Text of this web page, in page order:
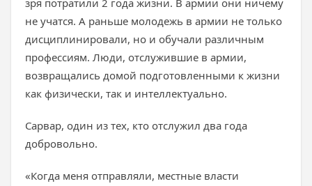
зря потратили 2 года жизни. В армии они ничему
не учатся. А раньше молодежь в армии не только
дисциплинировали, но и обучали различным
профессиям. Люди, отслужившие в армии,
возвращались домой подготовленными к жизни
как физически, так и интеллектуально.
Сарвар, один из тех, кто отслужил два года
добровольно.
«Когда меня отправляли, местные власти